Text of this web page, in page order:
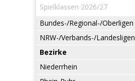
Spielklassen 2026/27
Bundes-/Regional-/Oberligen
NRW-/Verbands-/Landesligen
Bezirke
Niederrhein